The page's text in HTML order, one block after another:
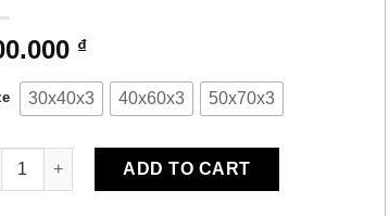
₫
30x40x3 40x60x3 50x70x3
3 Tranh Canvas Cây Kim Tiền TB-589 quantity
ADD TO CART